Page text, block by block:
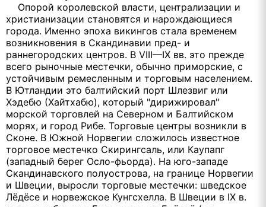
Опорой королевской власти, централизации и
христианизации становятся и нарождающиеся
города. Именно эпоха викингов стала временем
возникновения в Скандинавии пред- и
раннегородских центров. В VIII—IX вв. это прежде
всего рыночные местечки, обычно приморские, с
устойчивым ремесленным и торговым населением.
В Ютландии это балтийский порт Шлезвиг или
Хэдебю (Хайтхабю), который "дирижировал"
морской торговлей на Северном и Балтийском
морях, и город Рибе. Торговые центры возникли в
Сконе. В Южной Норвегии сложилось известное
торговое местечко Скирингсаль, или Каупапг
(западный берег Осло-фьорда). На юго-западе
Скандинавского полуострова, на границе Норвегии
и Швеции, выросли торговые местечки: шведское
Лёдёсе и норвежское Кунгсхелла. В Швеции в IX в.